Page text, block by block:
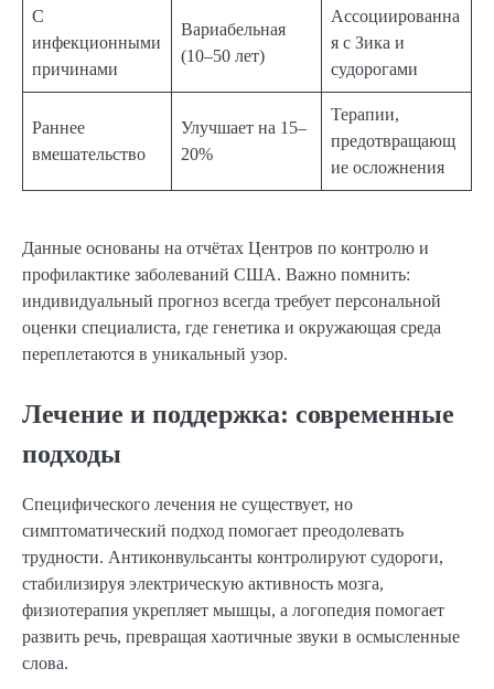
С
инфекционными
причинами
Вариабельная
(10–50 лет)
Ассоциированна
я с Зика и
судорогами
Раннее
вмешательство
Улучшает на 15–
20%
Терапии,
предотвращающ
ие осложнения
Данные основаны на отчётах Центров по контролю и
профилактике заболеваний США. Важно помнить:
индивидуальный прогноз всегда требует персональной
оценки специалиста, где генетика и окружающая среда
переплетаются в уникальный узор.
Лечение и поддержка: современные
подходы
Специфического лечения не существует, но
симптоматический подход помогает преодолевать
трудности. Антиконвульсанты контролируют судороги,
стабилизируя электрическую активность мозга,
физиотерапия укрепляет мышцы, а логопедия помогает
развить речь, превращая хаотичные звуки в осмысленные
слова.